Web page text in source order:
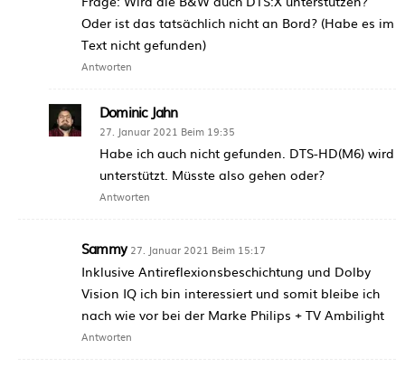
Oder ist das tatsächlich nicht an Bord? (Habe es im
Text nicht gefunden)
Antworten
Dominic Jahn
27. Januar 2021 Beim 19:35
Habe ich auch nicht gefunden. DTS-HD(M6) wird
unterstützt. Müsste also gehen oder?
Antworten
Sammy 27. Januar 2021 Beim 15:17
Inklusive Antireflexionsbeschichtung und Dolby
Vision IQ ich bin interessiert und somit bleibe ich
nach wie vor bei der Marke Philips + TV Ambilight
Antworten